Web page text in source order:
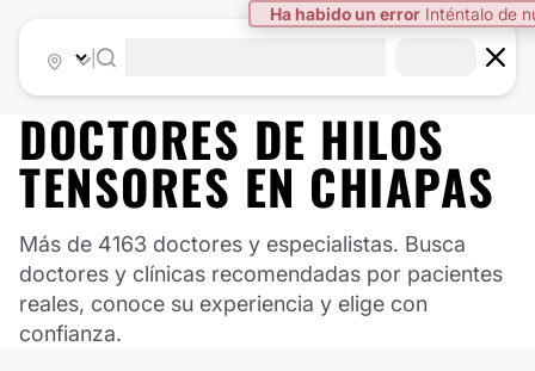
Ha habido un error Inténtalo de
DOCTORES DE HILOS
TENSORES EN CHIAPAS
Más de 4163 doctores y especialistas. Busca
doctores y clínicas recomendadas por pacientes
reales, conoce su experiencia y elige con
confianza.